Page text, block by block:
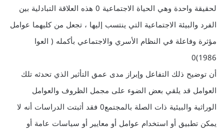
لحقيقة واحدة وهي الحياة الاجتماعية 0 هذه العلاقة التبادلية بين
الفرد والبيئة الاجتماعية التي ينتسب إليها ، تجعل من كليهما عوامل
مؤثرة وفاعلة في النظام الأسري والاجتماعي بأكمله ( العوا
1986)0
أن توضيح ذلك التفاعل وإبراز مدى عمق التأثير الذي تحدثه تلك
العوامل قد يلقي بعض الضوء على مجمل الظروف والعوامل
الوراثية والبيئية ذات الصلة بالمجتمع0 فقد أثبتت الدراسات أنه لا
يمكن تطبيق أو استخدام عوامل أو معايير أو سياسات عامة أو